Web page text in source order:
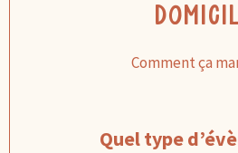
Comment ça
Quel type